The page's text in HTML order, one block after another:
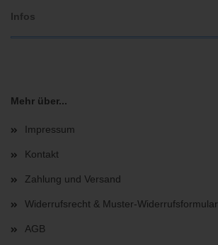
Infos
Mehr über...
Impressum
Kontakt
Zahlung und Versand
Widerrufsrecht & Muster-Widerrufsformular
AGB